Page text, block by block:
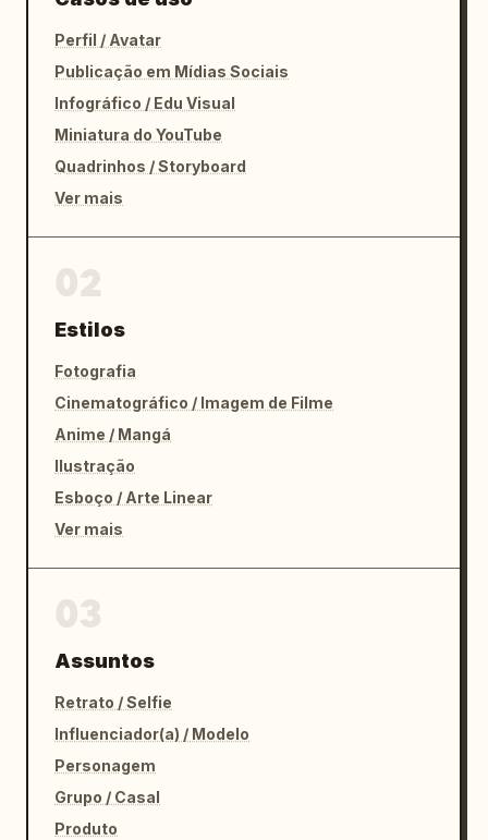
Perfil / Avatar
Publicação em Mídias Sociais
Infográfico / Edu Visual
Miniatura do YouTube
Quadrinhos / Storyboard
Ver mais
Estilos
Fotografia
Cinematográfico / Imagem de Filme
Anime / Mangá
Ilustração
Esboço / Arte Linear
Ver mais
Assuntos
Retrato / Selfie
Influenciador(a) / Modelo
Personagem
Grupo / Casal
Produto